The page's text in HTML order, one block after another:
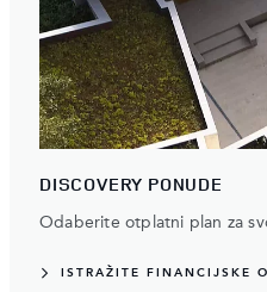
DISCOVERY PONUDE
Odaberite otplatni plan za
ISTRAŽITE FINANCIJSKE